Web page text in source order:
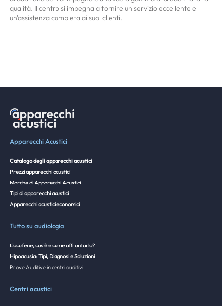
qualità. Il centro si impegna a fornire un servizio eccellente e
un'assistenza completa ai suoi clienti.
Apparecchi Acustici
Catalogo degli apparecchi acustici
Prezzi apparecchi acustici
Marche di Apparecchi Acustici
Tipi di apparecchi acustici
Apparecchi acustici economici
Tutto su audiologia
L'acufene, cos'è e come affrontarlo?
Hipoacusia: Tipi, Diagnosi e Soluzioni
Prove Auditive in centri auditivi
Centri acustici